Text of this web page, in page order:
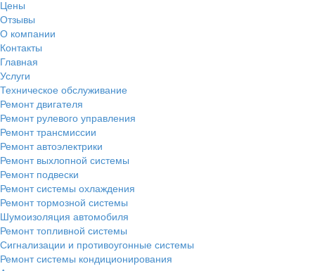
Цены
Отзывы
О компании
Контакты
Главная
Услуги
Техническое обслуживание
Ремонт двигателя
Ремонт рулевого управления
Ремонт трансмиссии
Ремонт автоэлектрики
Ремонт выхлопной системы
Ремонт подвески
Ремонт системы охлаждения
Ремонт тормозной системы
Шумоизоляция автомобиля
Ремонт топливной системы
Сигнализации и противоугонные системы
Ремонт системы кондиционирования